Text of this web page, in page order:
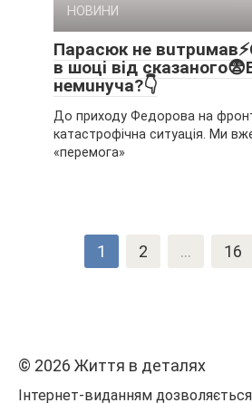
НОВИНИ
Пapacюк нe
в шoцi вiд
нeмuнyчa?👇
До приходу Федорова на
катастрофічна ситуація. Ми
«перемога»
1 2 … 16
© 2026 Життя в дeтaляx
Інтернет-виданням